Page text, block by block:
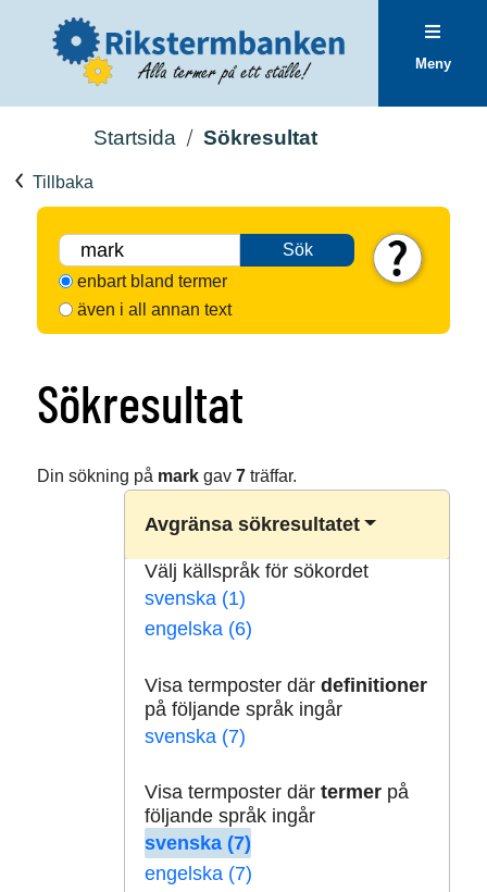
Meny
Startsida Sökresultat
Tillbaka
Sök
enbart bland termer
även i all annan text
Sökresultat
Din sökning på markgav 7träffar.
Avgränsa sökresultatet
Välj källspråk för sökordet
svenska (1)
engelska (6)
Visa termposter där definitioner
på följande språk ingår
svenska (7)
Visa termposter där termerpå
följande språk ingår
svenska (7)
engelska (7)